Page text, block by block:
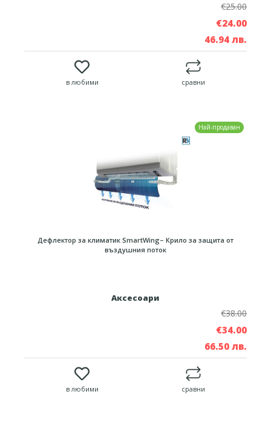
€25.00
€24.00
46.94 лв.
в любими сравни
Най-продаван
Дефлектор за климатик SmartWing– Крило за защита от
въздушния поток
Аксесоари
€38.00
€34.00
66.50 лв.
в любими сравни